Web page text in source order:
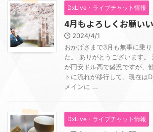
DxLive・ライブチャット情報
4月もよろしくお願い
2024/4/1
おかげさまで3月も無事に乗
た。 ありがとうございます。
が円安ドル高で盛況ですが、
トに流れが移行して、現在は
メインに ...
DxLive・ライブチャット情報